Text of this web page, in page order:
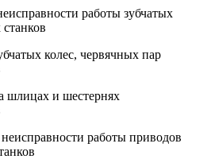
работы зубчатых
колес, червячных пар
шлицах и шестернях
работы приводов